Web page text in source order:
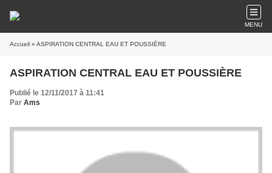
MENU
Accueil » ASPIRATION CENTRAL EAU ET POUSSIÈRE
ASPIRATION CENTRAL EAU ET POUSSIÈRE
Publié le 12/11/2017 à 11:41
Par Ams